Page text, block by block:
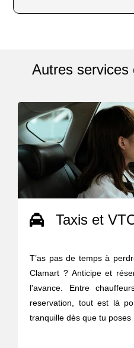
Autres services
Taxis et
T’as pas de temps à
Clamart ? Anticipe et
l'avance. Entre
reservation, tout est là
tranquille dès que tu poses